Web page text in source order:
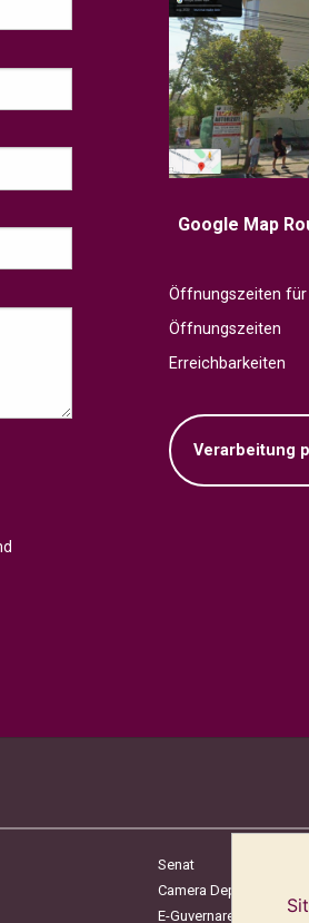
Google Map
Öffnungszeiten für
Öffnungszeiten
Erreichbarkeiten
Verarbeitung
Senat
Camera Deputaților
E-Guvernare